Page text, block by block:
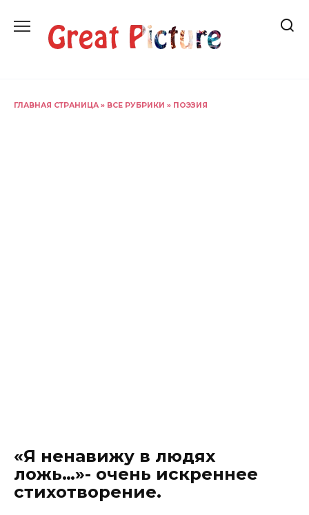
содержанию
ГЛАВНАЯ СТРАНИЦА » ВСЕ РУБРИКИ » ПОЭЗИЯ
«Я ненавижу в людях
ложь…»- очень искреннее
стихотворение.